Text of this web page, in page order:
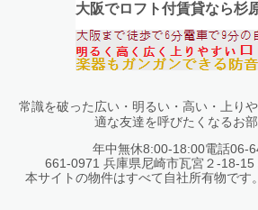
大阪でロフト付賃貸なら杉
常識を破った広い・明るい・高い・上り
適な友達を呼びたくなるお部
年中無休8:00-18:00電話06-
661-0971 兵庫県尼崎市瓦宮２-18-15
本サイトの物件はすべて自社所有物です